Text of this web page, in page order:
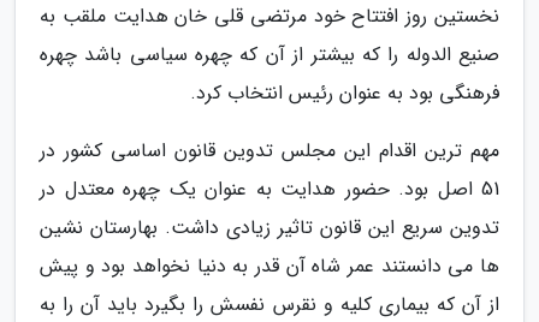
نخستین روز افتتاح خود مرتضی قلی خان هدایت ملقب به
صنیع الدوله را که بیشتر از آن که چهره سیاسی باشد چهره
فرهنگی بود به عنوان رئیس انتخاب کرد.
مهم ترین اقدام این مجلس تدوین قانون اساسی کشور در
51 اصل بود. حضور هدایت به عنوان یک چهره معتدل در
تدوین سریع این قانون تاثیر زیادی داشت. بهارستان نشین
ها می دانستند عمر شاه آن قدر به دنیا نخواهد بود و پیش
از آن که بیماری کلیه و نقرس نفسش را بگیرد باید آن را به